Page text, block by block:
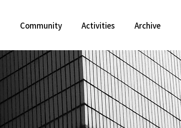
Community Activities Archive